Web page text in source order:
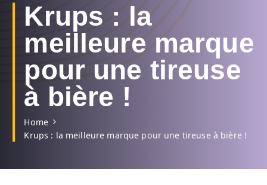
Krups : la
meilleure marque
pour une tireuse
à bière !
Home
Krups : la meilleure marque pour une tireuse à bière !